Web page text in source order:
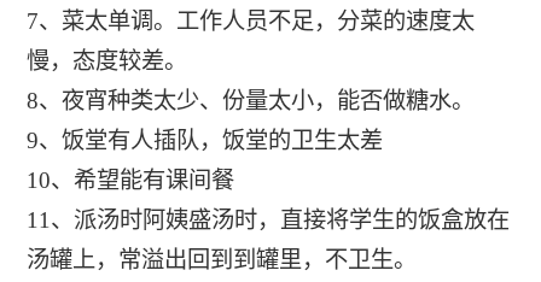
7、菜太单调。工作人员不足，分菜的速度太
慢，态度较差。
8、夜宵种类太少、份量太小，能否做糖水。
9、饭堂有人插队，饭堂的卫生太差
10、希望能有课间餐
11、派汤时阿姨盛汤时，直接将学生的饭盒放在
汤罐上，常溢出回到到罐里，不卫生。